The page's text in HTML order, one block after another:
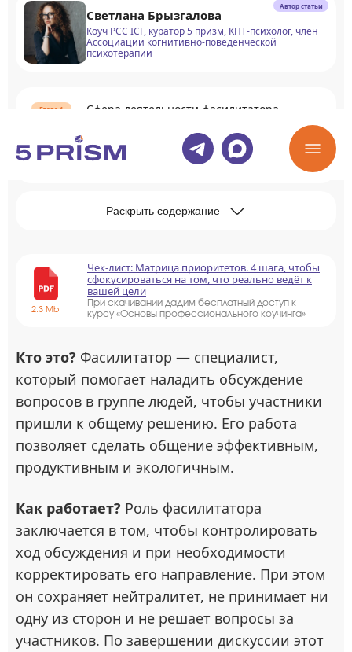
Автор статьи
Светлана Брызгалова
Коуч PCC ICF, куратор 5 призм, КПТ-психолог, член
Ассоциации когнитивно-поведенческой
психотерапии
Сфера деятельности фасилитатора
Функции фасилитатора
Раскрыть содержание
2.3 Mb
Чек-лист: Матрица приоритетов. 4 шага, чтобы
сфокусироваться на том, что реально ведёт к
вашей цели
При скачивании дадим бесплатный доступ к
курсу «Основы профессионального коучинга»
Кто это? Фасилитатор — специалист,
который помогает наладить обсуждение
вопросов в группе людей, чтобы участники
пришли к общему решению. Его работа
позволяет сделать общение эффективным,
продуктивным и экологичным.
Как работает? Роль фасилитатора
заключается в том, чтобы контролировать
ход обсуждения и при необходимости
корректировать его направление. При этом
он сохраняет нейтралитет, не принимает ни
одну из сторон и не решает вопросы за
участников. По завершении дискуссии этот